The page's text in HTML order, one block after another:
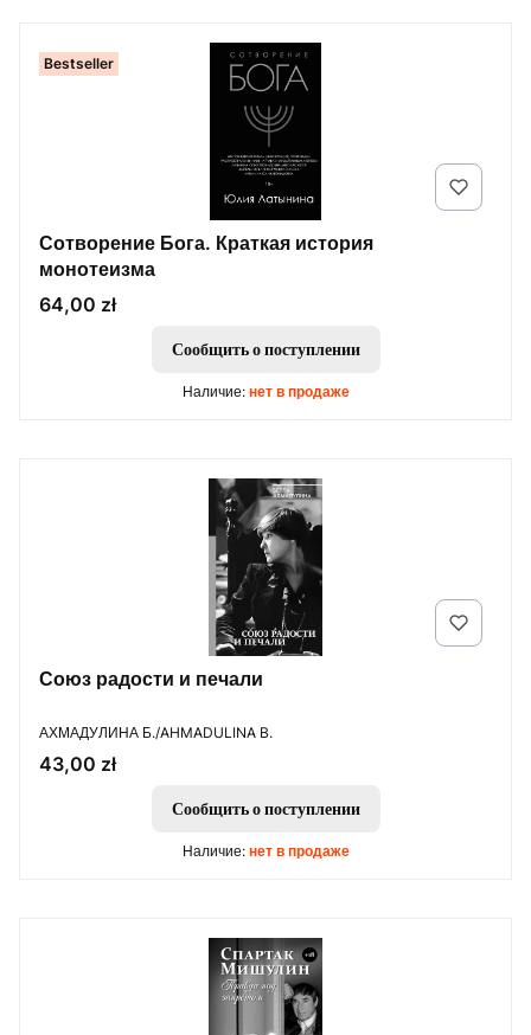
Bestseller
Сотворение Бога. Краткая история
монотеизма
Цена
64,00 zł
Сообщить о поступлении
Наличие: нет в продаже
Союз радости и печали
ПРОИЗВОДИТЕЛЬ
АХМАДУЛИНА Б./AHMADULINA B.
Цена
43,00 zł
Сообщить о поступлении
Наличие: нет в продаже